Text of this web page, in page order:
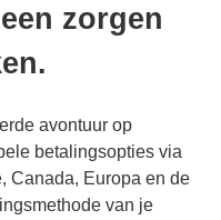
zorgen
avontuur op
betalingsopties via
Canada, Europa en de
van je